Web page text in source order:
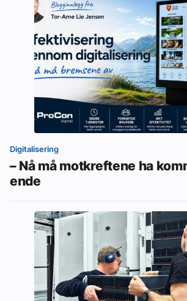
Digitalisering
– Nå må motkreftene ha
ende